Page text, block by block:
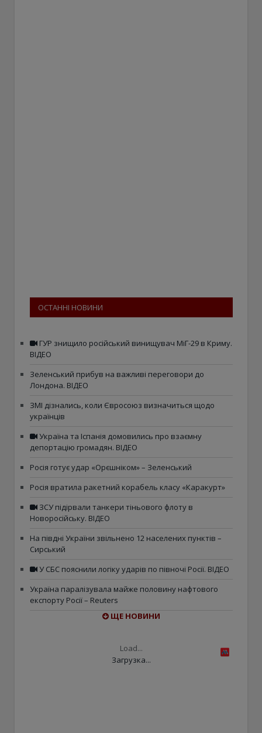
ОСТАННІ НОВИНИ
ГУР знищило російський винищувач МіГ-29 в Криму.
ВІДЕО
Зеленський прибув на важливі переговори до
Лондона. ВІДЕО
ЗМІ дізнались, коли Євросоюз визначиться щодо
українців
Україна та Іспанія домовились про взаємну
депортацію громадян. ВІДЕО
Росія готує удар «Орєшніком» – Зеленський
Росія вратила ракетний корабель класу «Каракурт»
ЗСУ підірвали танкери тіньового флоту в
Новоросійську. ВІДЕО
На півдні України звільнено 12 населених пунктів –
Сирський
У СБС пояснили логіку ударів по півночі Росії. ВІДЕО
Україна паралізувала майже половину нафтового
експорту Росії – Reuters
ЩЕ НОВИНИ
Load...
Загрузка...